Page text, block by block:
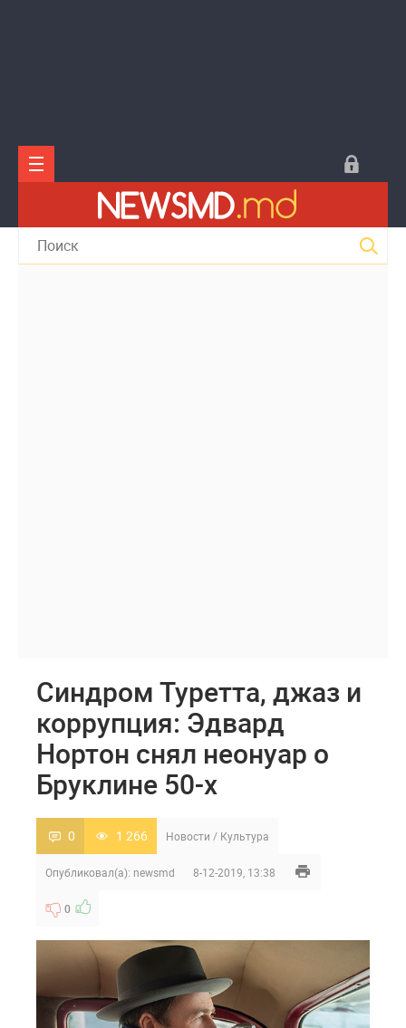
Синдром Туретта, джаз и
коррупция: Эдвард
Нортон снял неонуар о
Бруклине 50-х
0 1 266 Новости / Культура
Опубликовал(а): newsmd 8-12-2019, 13:38
0